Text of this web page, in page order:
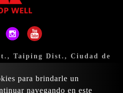
para brindarle un
navegando en este
Taiping Dist., Ciudad de
tools.com